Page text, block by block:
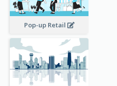
Pop-up Retail